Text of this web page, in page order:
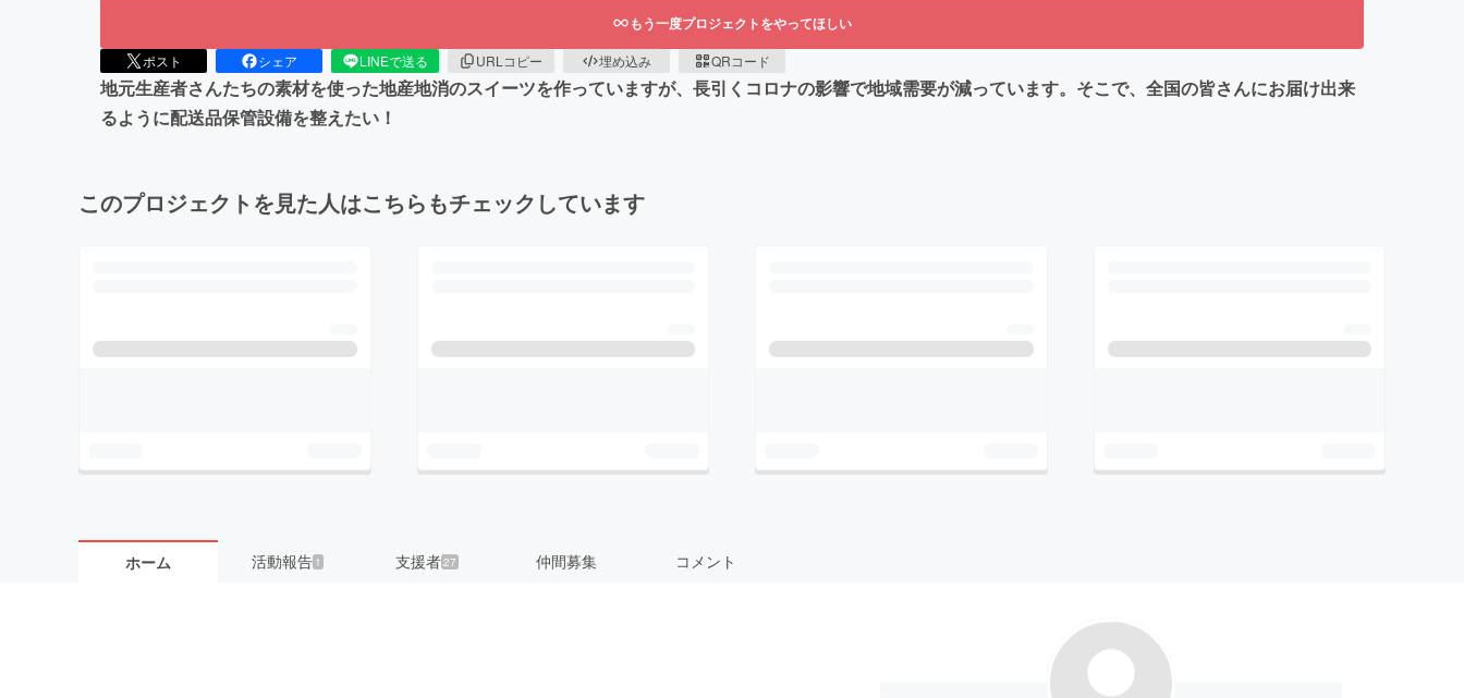
もう一度プロジェクトをやってほしい
ポスト シェア LINEで送る URLコピー 埋め込み QRコード
地元生産者さんたちの素材を使った地産地消のスイーツを作っていますが、長引くコロナの影響で地域需要が減っています。そこで、全国の皆さんにお届け出来
るように配送品保管設備を整えたい！
このプロジェクトを見た人はこちらもチェックしています
ホーム 活動報告 1 支援者 27 仲間募集 コメント